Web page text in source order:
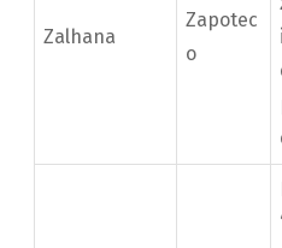
Zalhana
Zapotec
o